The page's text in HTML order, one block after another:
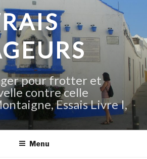
pour frotter et
contre celle
Essais Livre I,
Menu